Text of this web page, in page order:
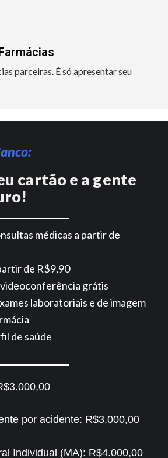
parceiras. É só apresentar seu
cartão e a gente
médicas a partir de
de R$9,90
grátis
laboratoriais e de imagem
de saúde
por acidente: R$3.000,00
Individual (MA): R$4.000,00